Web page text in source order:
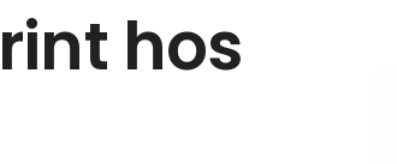
hos